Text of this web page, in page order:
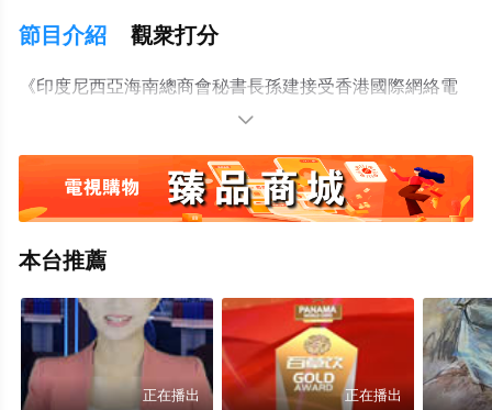
節目介紹 觀衆打分
《印度尼西亞海南總商會秘書長孫建接受香港國際網絡電
視台采訪》/香港國際網絡電視台/2025.12.12

本台推薦
正在播出 正在播出